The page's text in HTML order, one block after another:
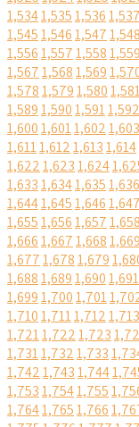
1,5341,5351,5361,537
1,5451,5461,5471,548
1,5561,5571,5581,559
1,5671,5681,569
1,5781,5791,580
1,5891,5901,5911,592
1,6001,6011,6021,603
1,6111,6121,6131,614
1,6221,6231,624
1,6331,6341,6351,636
1,6441,6451,6461,647
1,6551,6561,6571,658
1,6661,6671,6681,669
1,6771,6781,679
1,6881,6891,6901,691
1,6991,7001,701
1,7101,7111,7121,713
1,7211,7221,723
1,7311,7321,733
1,7421,7431,744
1,7531,7541,755
1,7641,7651,766